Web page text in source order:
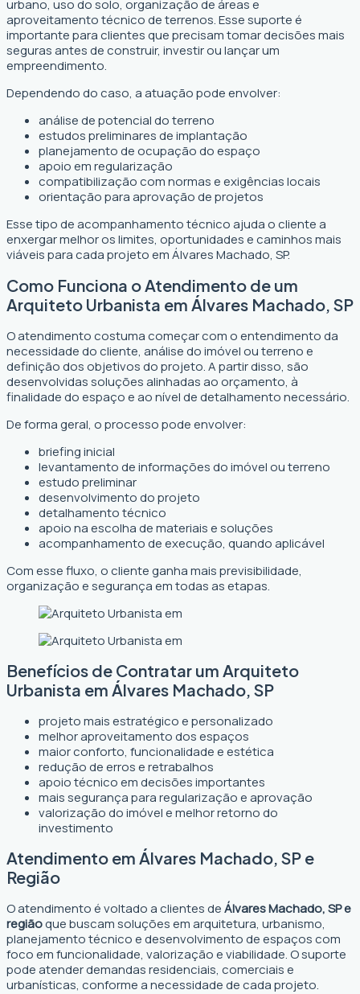
urbano, uso do solo, organização de áreas e
aproveitamento técnico de terrenos. Esse suporte é
importante para clientes que precisam tomar decisões mais
seguras antes de construir, investir ou lançar um
empreendimento.
Dependendo do caso, a atuação pode envolver:
análise de potencial do terreno
estudos preliminares de implantação
planejamento de ocupação do espaço
apoio em regularização
compatibilização com normas e exigências locais
orientação para aprovação de projetos
Esse tipo de acompanhamento técnico ajuda o cliente a
enxergar melhor os limites, oportunidades e caminhos mais
viáveis para cada projeto em Álvares Machado, SP.
Como Funciona o Atendimento de um
Arquiteto Urbanista em Álvares Machado, SP
O atendimento costuma começar com o entendimento da
necessidade do cliente, análise do imóvel ou terreno e
definição dos objetivos do projeto. A partir disso, são
desenvolvidas soluções alinhadas ao orçamento, à
finalidade do espaço e ao nível de detalhamento necessário.
De forma geral, o processo pode envolver:
briefing inicial
levantamento de informações do imóvel ou terreno
estudo preliminar
desenvolvimento do projeto
detalhamento técnico
apoio na escolha de materiais e soluções
acompanhamento de execução, quando aplicável
Com esse fluxo, o cliente ganha mais previsibilidade,
organização e segurança em todas as etapas.
Benefícios de Contratar um Arquiteto
Urbanista em Álvares Machado, SP
projeto mais estratégico e personalizado
melhor aproveitamento dos espaços
maior conforto, funcionalidade e estética
redução de erros e retrabalhos
apoio técnico em decisões importantes
mais segurança para regularização e aprovação
valorização do imóvel e melhor retorno do
investimento
Atendimento em Álvares Machado, SP e
Região
O atendimento é voltado a clientes deÁlvares Machado, SP e
regiãoque buscam soluções em arquitetura, urbanismo,
planejamento técnico e desenvolvimento de espaços com
foco em funcionalidade, valorização e viabilidade. O suporte
pode atender demandas residenciais, comerciais e
urbanísticas, conforme a necessidade de cada projeto.